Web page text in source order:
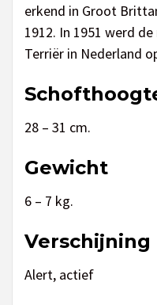
erkend in Groot
1912. In 1951 werd
Terriër in Nederland
28 – 31 cm.
Gewicht
6 – 7 kg.
Verschijning
Alert, actief